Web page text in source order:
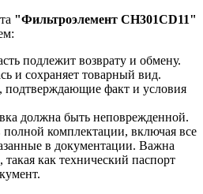
"Фильтроэлемент CH301CD11"
подлежит возврату и обмену.
и сохраняет товарный вид.
факт и условия
должна быть неповрежденной.
комплектации, включая все
в документации. Важна
как технический паспорт